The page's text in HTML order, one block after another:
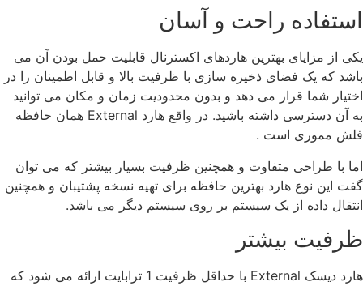
استفاده راحت و آسان
یکی از مزایای بهترین هاردهای اکسترنال قابلیت حمل بودن آن می
باشد که یک فضای ذخیره سازی با ظرفیت بالا و قابل اطمینان را در
اختیار شما قرار می دهد و بدون محدودیت زمان و مکان می توانید
به آن دسترسی داشته باشید. در واقع هارد External همان حافظه
فلش مموری است .
اما با طراحی متفاوت و همچنین ظرفیت بسیار بیشتر که می توان
گفت این نوع هارد بهترین حافظه برای تهیه نسخه پشتیبان و همچنین
انتقال داده از یک سیستم بر روی سیستم دیگر می باشد.
ظرفیت بیشتر
هارد دیسک External با حداقل ظرفیت 1 ترابایت ارائه می شود که